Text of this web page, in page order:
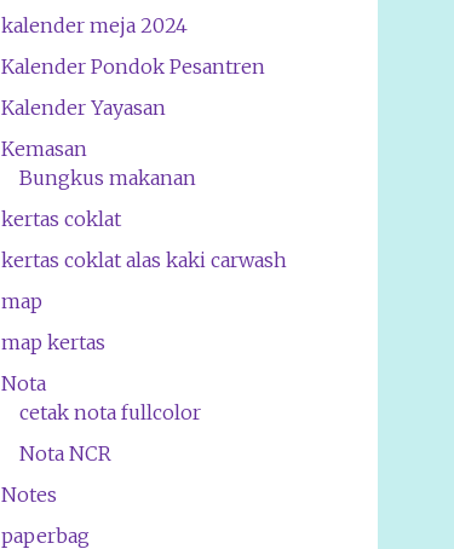
kalender meja 2024
Kalender Pondok Pesantren
Kalender Yayasan
Kemasan
Bungkus makanan
kertas coklat
kertas coklat alas kaki carwash
map
map kertas
Nota
cetak nota fullcolor
Nota NCR
Notes
paperbag